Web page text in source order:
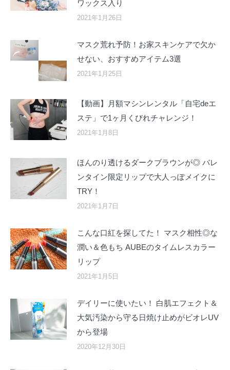
ワックス入り
2021年1月26日
マスク荒れ予防！お家スキンケアで欠か
せない、おすすめアイテム3選
2021年1月25日
【動画】月額マシンレンタル「自宅deエ
ステ」で1ヶ月くびれチャレンジ！
2021年1月8日
ほんのり透けるダークブラウンが◎ バレ
ンタイン限定リップで大人っぽメイクに
TRY！
2021年1月7日
こんな口紅を探してた！ マスク相性◎な
潤い＆色もち AUBEのタイムレスカラー
リップ
2021年1月5日
デイリーに使いたい！ 白肌エフェクト＆
大気汚染から守る日焼け止めがビオレUV
から登場
2020年12月30日